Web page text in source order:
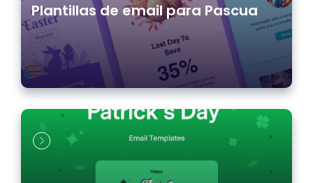
Plantillas de email para Pascua